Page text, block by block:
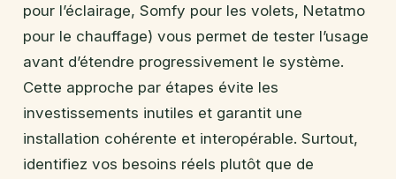
pour l’éclairage, Somfy pour les volets, Netatmo
pour le chauffage) vous permet de tester l’usage
avant d’étendre progressivement le système.
Cette approche par étapes évite les
investissements inutiles et garantit une
installation cohérente et interopérable. Surtout,
identifiez vos besoins réels plutôt que de